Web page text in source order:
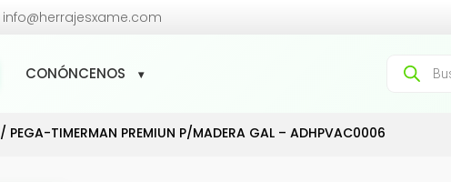
info@herrajesxame.com
CONÓNCENOS
Búsqueda
productos
/ PEGA-TIMERMAN PREMIUN P/MADERA GAL – ADHPVAC0006